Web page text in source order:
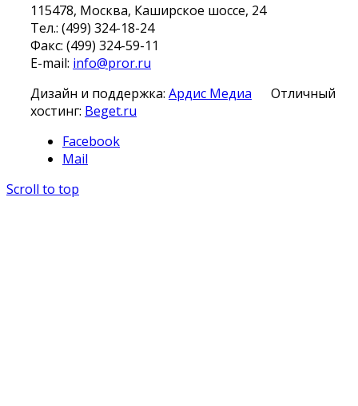
115478, Москва, Каширское шоссе, 24
Тел.: (499) 324-18-24
Факс: (499) 324-59-11
E-mail: info@pror.ru
Дизайн и поддержка: Ардис Медиа
Отличный
хостинг: Beget.ru
Facebook
Mail
Scroll to top